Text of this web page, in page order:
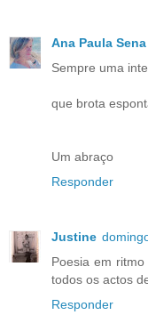
Ana Paula Sena
Sempre uma
que brota
Um abraço
Responder
Justine
Poesia em
todos os actos
Responder